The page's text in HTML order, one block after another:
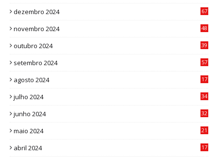
dezembro 2024
67
novembro 2024
48
outubro 2024
39
setembro 2024
57
agosto 2024
17
julho 2024
34
junho 2024
32
maio 2024
21
abril 2024
17